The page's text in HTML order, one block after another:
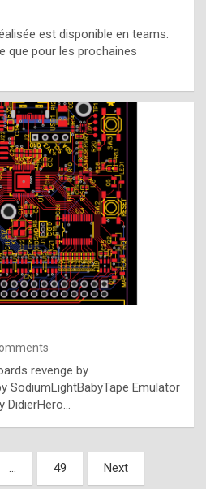
t
t
e
b
e
s
t
p
h
o
n
y
l
e
x
a
est disponible en teams.
que pour les prochaines
revenge by
SodiumLightBabyTape Emulator
DidierHero…
… 49 Next